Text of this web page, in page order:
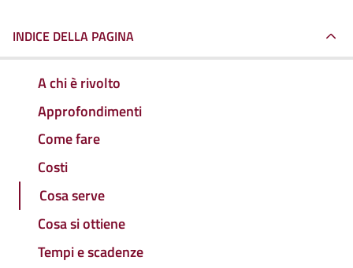
INDICE DELLA PAGINA
A chi è rivolto
Approfondimenti
Come fare
Costi
Cosa serve
Cosa si ottiene
Tempi e scadenze